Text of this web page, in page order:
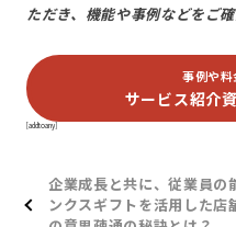
ただき、機能や事例などをご確
事例や料
サービス紹介
[addtoany]
企業成長と共に、従業員の
ンクスギフトを活用した